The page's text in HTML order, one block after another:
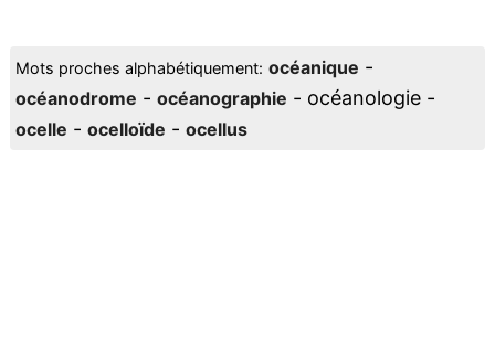
Mots proches alphabétiquement: océanique -
océanodrome - océanographie - océanologie -
ocelle - ocelloïde - ocellus